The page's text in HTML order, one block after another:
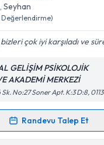
işlenmesine ilişkin
okudum ve kişisel
işlenmesini kabul
Takvim Talebini
, Seyhan
Değerlendirme)
çok iyi karşıladı ve
GELİŞİM PSİKOLOJİK
AKADEMİ MERKEZİ
No:27 Soner Apt. K:3 D:8,
Randevu Talep Et
Talebi